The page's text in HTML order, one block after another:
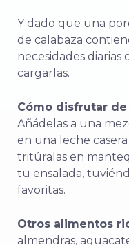
Y dado que una
de calabaza
necesidades diarias
cargarlas.
Cómo disfrutar
Añádelas a una
en una leche
tritúralas en
tu ensalada,
favoritas.
Otros alimentos
almendras,